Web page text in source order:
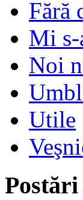
Fără
Mi
Noi
Utile
Postări